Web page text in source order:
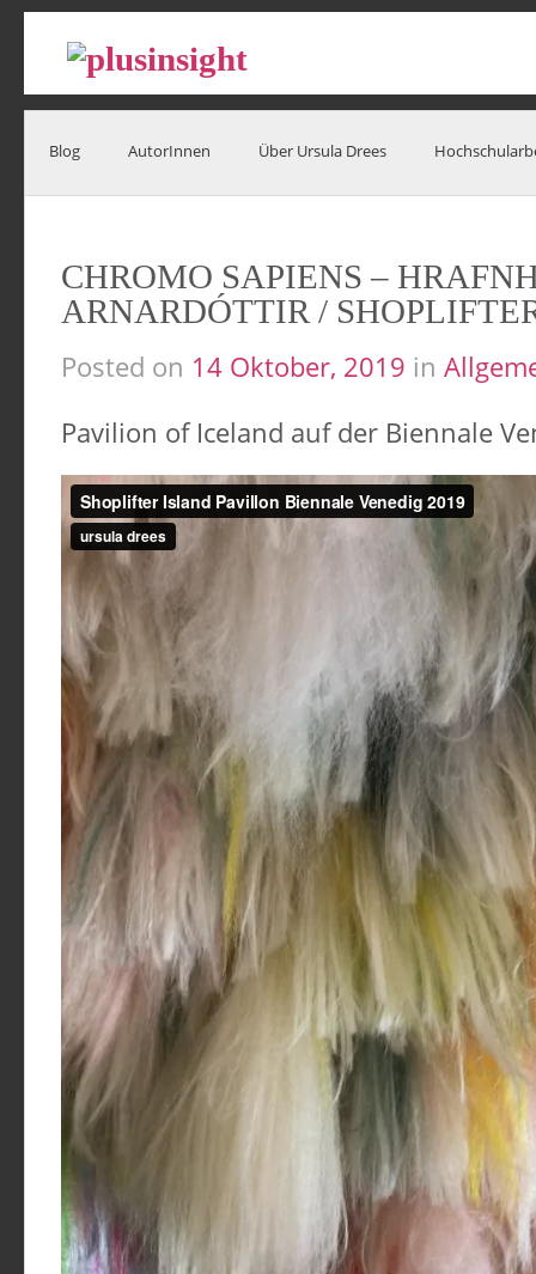
Blog AutorInnen Über Ursula Drees
CHROMO SAPIENS –
ARNARDÓTTIR /
Posted on 14 Oktober, 2019 in
Pavilion of Iceland auf der Biennale